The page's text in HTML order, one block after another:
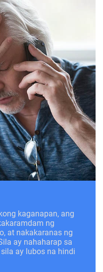
kaganapan, ang
ng
at nakakaranas ng
ay nahaharap sa
ay lubos na hindi